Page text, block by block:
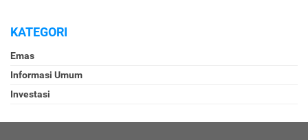
KATEGORI
Emas
Informasi Umum
Investasi